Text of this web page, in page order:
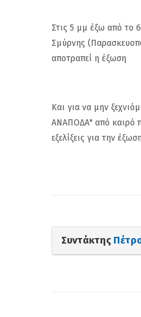
Στις 5 μμ έξω από το
Σμύρνης
αποτραπεί η έξωση
Και για να μην
ΑΝΑΠΟΔΑ" από καιρό
εξελίξεις για την
Συντάκτης